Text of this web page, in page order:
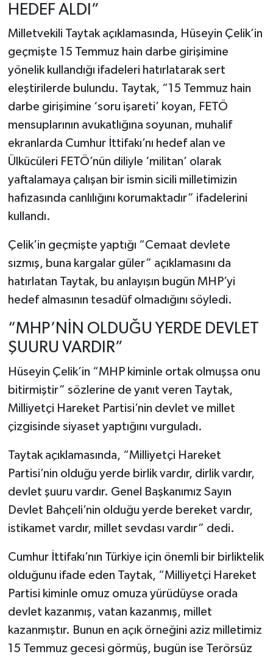
HEDEF ALDI”
Milletvekili Taytak açıklamasında, Hüseyin Çelik’in
geçmişte 15 Temmuz hain darbe girişimine
yönelik kullandığı ifadeleri hatırlatarak sert
eleştirilerde bulundu. Taytak, “15 Temmuz hain
darbe girişimine ‘soru işareti’ koyan, FETÖ
mensuplarının avukatlığına soyunan, muhalif
ekranlarda Cumhur İttifakı’nı hedef alan ve
Ülkücüleri FETÖ’nün diliyle ‘militan’ olarak
yaftalamaya çalışan bir ismin sicili milletimizin
hafızasında canlılığını korumaktadır” ifadelerini
kullandı.
Çelik’in geçmişte yaptığı “Cemaat devlete
sızmış, buna kargalar güler” açıklamasını da
hatırlatan Taytak, bu anlayışın bugün MHP’yi
hedef almasının tesadüf olmadığını söyledi.
“MHP’NİN OLDUĞU YERDE DEVLET
ŞUURU VARDIR”
Hüseyin Çelik’in “MHP kiminle ortak olmuşsa onu
bitirmiştir” sözlerine de yanıt veren Taytak,
Milliyetçi Hareket Partisi’nin devlet ve millet
çizgisinde siyaset yaptığını vurguladı.
Taytak açıklamasında, “Milliyetçi Hareket
Partisi’nin olduğu yerde birlik vardır, dirlik vardır,
devlet şuuru vardır. Genel Başkanımız Sayın
Devlet Bahçeli’nin olduğu yerde bereket vardır,
istikamet vardır, millet sevdası vardır” dedi.
Cumhur İttifakı’nın Türkiye için önemli bir birliktelik
olduğunu ifade eden Taytak, “Milliyetçi Hareket
Partisi kiminle omuz omuza yürüdüyse orada
devlet kazanmış, vatan kazanmış, millet
kazanmıştır. Bunun en açık örneğini aziz milletimiz
15 Temmuz gecesi görmüş, bugün ise Terörsüz